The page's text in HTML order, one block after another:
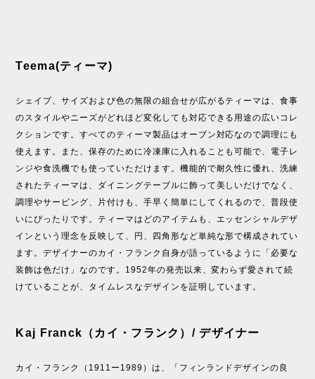
Teema(ティーマ)
シェイプ、サイズおよび色の無限の組合せが広がるティーマは、食事
のスタイルやニーズがどれほど変化しても対応できる用途の広いコレ
クションです。すべてのティーマ製品はオーブン対応なので調理にも
使えます。また、保存のために冷凍庫に入れることも可能で、電子レ
ンジや食洗機でも使っていただけます。機能的で耐久性に優れ、洗練
されたティーマは、ダイニングテーブルに飾って美しいだけでなく、
調理やサービング、片付けも、手早く簡単にしてくれるので、普段使
いにぴったりです。ティーマはどのアイテムも、エッセンシャルデザ
インという理念を反映して、円、四角形など単純な形で構成されてい
ます。デザイナーのカイ・フランク自身が語っているように「必要な
装飾は色だけ」なのです。1952年の発売以来、変わらず愛されて続
けていることが、タイムレスなデザインを証明しています。
Kaj Franck（カイ・フランク）/ デザイナー
カイ・フランク（1911ー1989）は、「フィンランドデザインの良